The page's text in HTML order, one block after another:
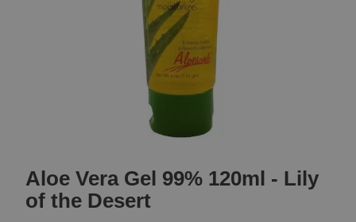
the
beginning
of
Aloe Vera Gel 99% 120ml - Lily
of the Desert